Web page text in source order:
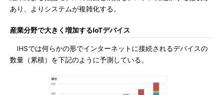
あり、よりシステムが複雑化する。
産業分野で大きく増加するIoTデバイス
IHSでは何らかの形でインターネットに接続されるデバイスの
数量（累積）を下記のように予測している。